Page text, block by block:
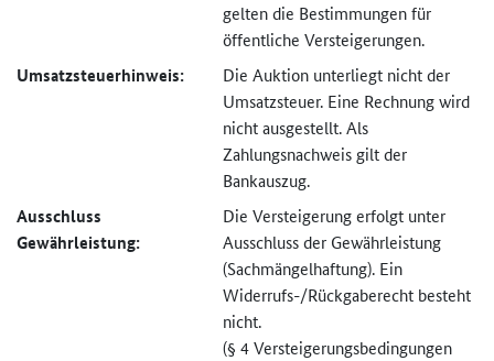
gelten die Bestimmungen für
öffentliche Versteigerungen.
Umsatzsteuer­hinweis:
Die Auktion unterliegt nicht der
Umsatzsteuer. Eine Rechnung wird
nicht ausgestellt. Als
Zahlungsnachweis gilt der
Bankauszug.
Ausschluss
Gewährleistung:
Die Versteigerung erfolgt unter
Ausschluss der Gewährleistung
(Sachmängel­haftung). Ein
Widerrufs-/Rückgaberecht besteht
nicht.
(§ 4 Versteigerungs­bedingungen